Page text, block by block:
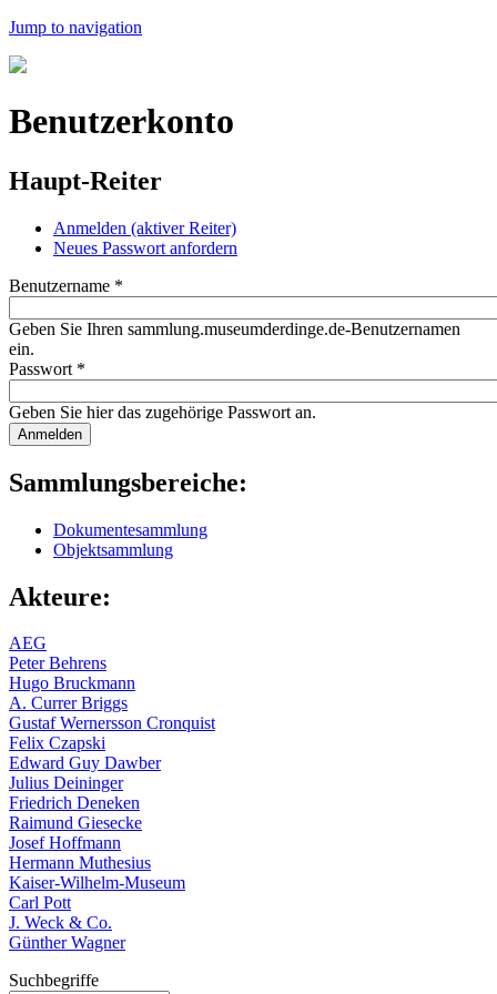
Jump to navigation
Benutzerkonto
Haupt-Reiter
Anmelden (aktiver Reiter)
Neues Passwort anfordern
Benutzername *
Geben Sie Ihren sammlung.museumderdinge.de-Benutzernamen
ein.
Passwort *
Geben Sie hier das zugehörige Passwort an.
Sammlungsbereiche:
Dokumentesammlung
Objektsammlung
Akteure:
AEG
Peter Behrens
Hugo Bruckmann
A. Currer Briggs
Gustaf Wernersson Cronquist
Felix Czapski
Edward Guy Dawber
Julius Deininger
Friedrich Deneken
Raimund Giesecke
Josef Hoffmann
Hermann Muthesius
Kaiser-Wilhelm-Museum
Carl Pott
J. Weck & Co.
Günther Wagner
Suchbegriffe